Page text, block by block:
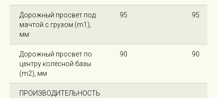
Дорожный просвет под
мачтой с грузом (m1),
мм
95 95
Дорожный просвет по
центру колёсной базы
(m2), мм
90 90
ПРОИЗВОДИТЕЛЬНОСТЬ